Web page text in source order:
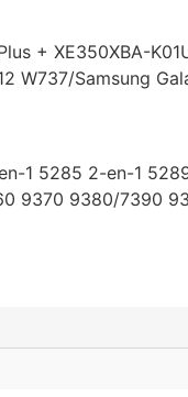
+ XE350XBA-
W737/Samsung
1 5285 2-en-1
9370 9380/7390